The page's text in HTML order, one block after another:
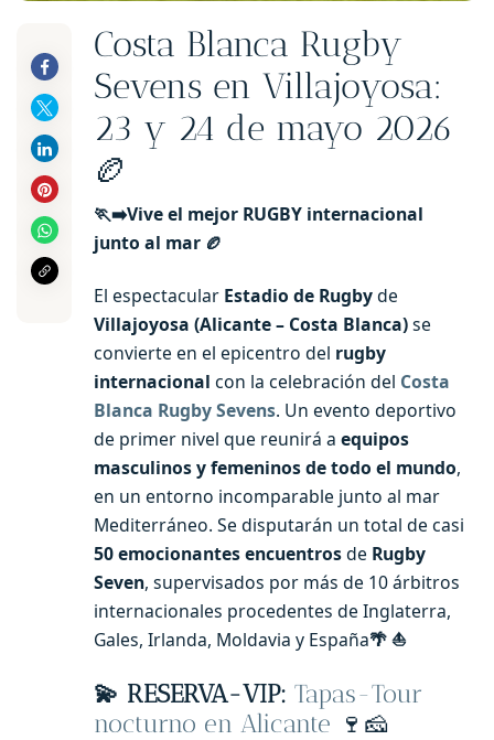
Costa Blanca Rugby
Sevens en Villajoyosa:
23 y 24 de mayo 2026
🏉
🏃‍➡️Vive el mejor RUGBY internacional
junto al mar 🏉
El espectacular Estadio de Rugbyde
Villajoyosa (Alicante – Costa Blanca)se
convierte en el epicentro del rugby
internacional con la celebración del Costa
Blanca Rugby Sevens. Un evento deportivo
de primer nivel que reunirá a equipos
masculinos y femeninos de todo el mundo,
en un entorno incomparable junto al mar
Mediterráneo. Se disputarán un total de casi
50 emocionantes encuentrosde Rugby
Seven, supervisados por más de 10 árbitros
internacionales procedentes de Inglaterra,
Gales, Irlanda, Moldavia y España🌴 ⛵
💫 RESERVA-VIP: Tapas-Tour
nocturno en Alicante 🍷🧀